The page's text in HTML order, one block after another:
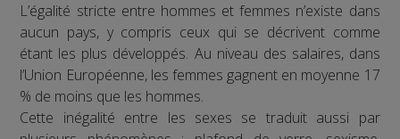
L’égalité stricte entre hommes et femmes n’existe dans
aucun pays, y compris ceux qui se décrivent comme
étant les plus développés. Au niveau des salaires, dans
l’Union Européenne, les femmes gagnent en moyenne 17
% de moins que les hommes.
Cette inégalité entre les sexes se traduit aussi par